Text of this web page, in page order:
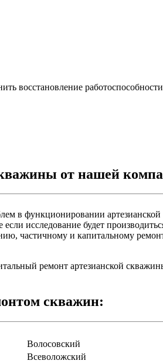
восстановление
от нашей
в функционировании
исследование будет
частичному и капитальному
ремонт артезианской
скважин:
Волосовский
Всеволожский